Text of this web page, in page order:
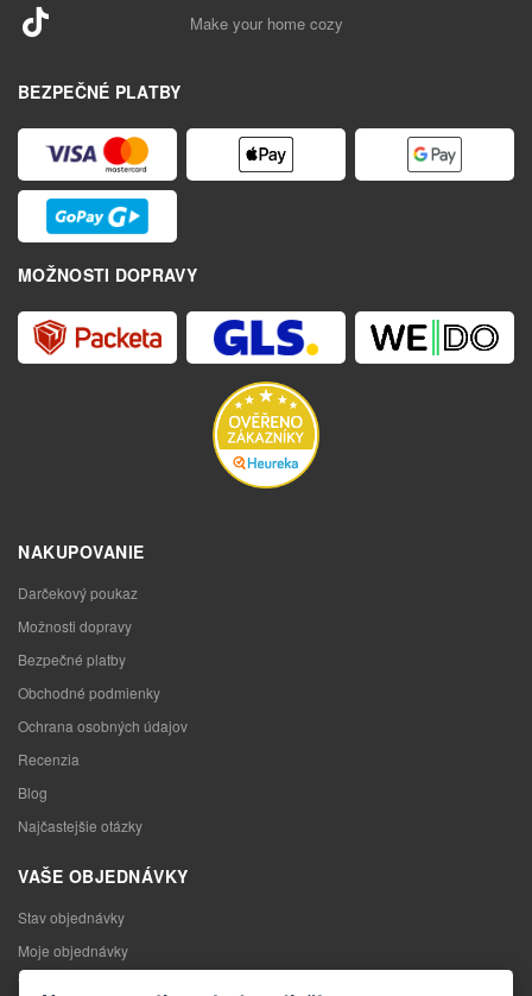
Make your home cozy
BEZPEČNÉ PLATBY
MOŽNOSTI DOPRAVY
NAKUPOVANIE
Darčekový poukaz
Možnosti dopravy
Bezpečné platby
Obchodné podmienky
Ochrana osobných údajov
Recenzia
Blog
Najčastejšie otázky
VAŠE OBJEDNÁVKY
Stav objednávky
Moje objednávky
Výmena tovaru